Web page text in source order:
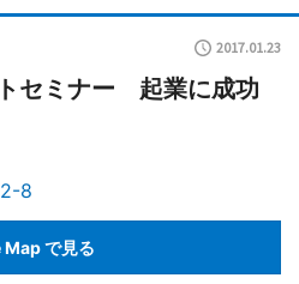
2017.01.23
セミナー 起業に成功
8
で見る